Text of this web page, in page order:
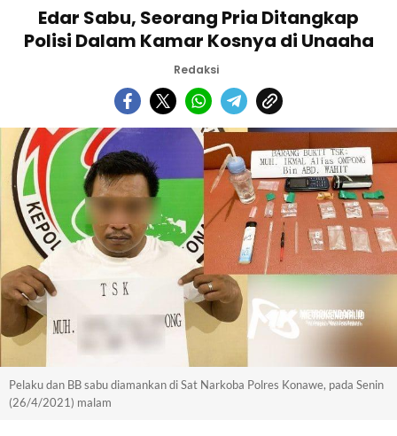
Edar Sabu, Seorang Pria Ditangkap
Polisi Dalam Kamar Kosnya di Unaaha
Redaksi
Pelaku dan BB sabu diamankan di Sat Narkoba Polres Konawe, pada Senin
(26/4/2021) malam